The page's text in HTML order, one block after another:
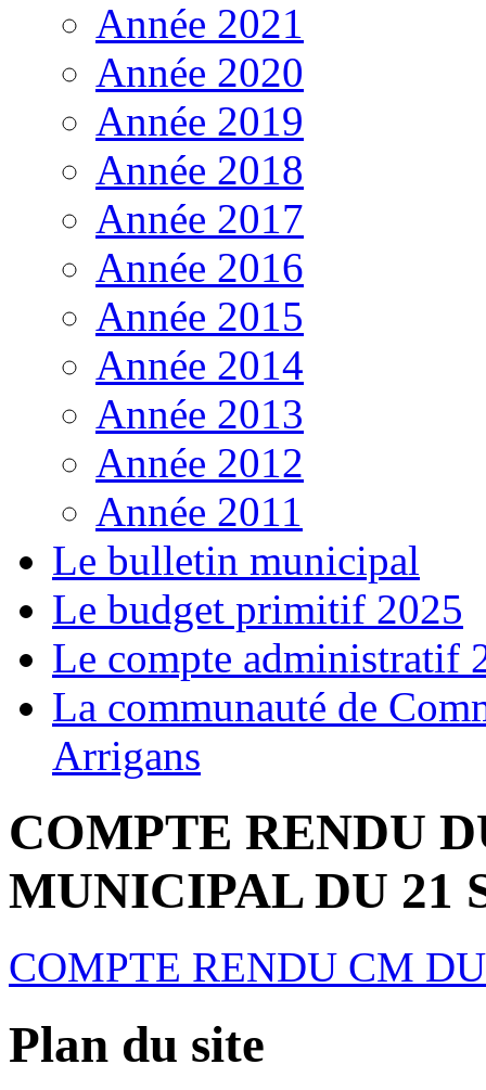
Année 2021
Année 2020
Année 2019
Année 2018
Année 2017
Année 2016
Année 2015
Année 2014
Année 2013
Année 2012
Année 2011
Le bulletin municipal
Le budget primitif 2025
Le compte administratif
La communauté de
Arrigans
COMPTE RENDU
MUNICIPAL DU 21
COMPTE RENDU CM
Plan du site